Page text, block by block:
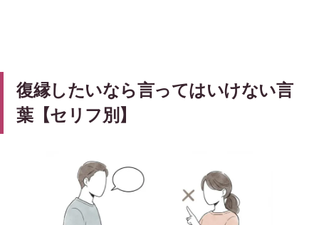
復縁したいなら言ってはいけない言
葉【セリフ別】